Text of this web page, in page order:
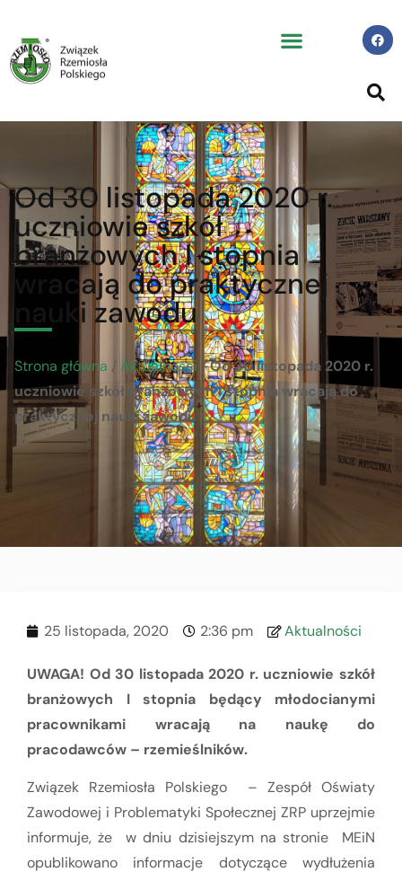
Od 30 listopada 2020 r.
uczniowie szkół
branżowych I stopnia
wracają do praktycznej
nauki zawodu
Strona główna / Aktualności /Od 30 listopada 2020 r.
uczniowie szkół branżowych I stopnia wracają do
praktycznej nauki zawodu
25 listopada, 2020 2:36 pm Aktualności
UWAGA! Od 30 listopada 2020 r. uczniowie szkół
branżowych I stopnia będący młodocianymi
pracownikami wracają na naukę do
pracodawców – rzemieślników.
Związek Rzemiosła Polskiego – Zespół Oświaty
Zawodowej i Problematyki Społecznej ZRP uprzejmie
informuje, że w dniu dzisiejszym na stronie MEiN
opublikowano informacje dotyczące wydłużenia